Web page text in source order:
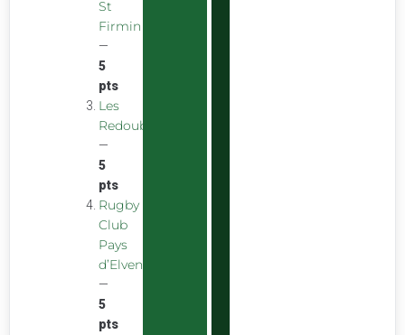
St
Firmin
—
5
pts
Les
Redoubstables
—
5
pts
Rugby
Club
Pays
d’Elven
—
5
pts